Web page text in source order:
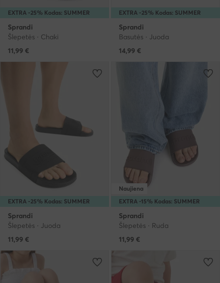
EXTRA -25% Kodas: SUMMER
Sprandi
Šlepetės · Chaki
11,99 €
EXTRA -25% Kodas: SUMMER
Sprandi
Basutės · Juoda
14,99 €
EXTRA -25% Kodas: SUMMER
Sprandi
Šlepetės · Juoda
11,99 €
EXTRA -15% Kodas: SUMMER
Naujiena
Sprandi
Šlepetės · Ruda
11,99 €